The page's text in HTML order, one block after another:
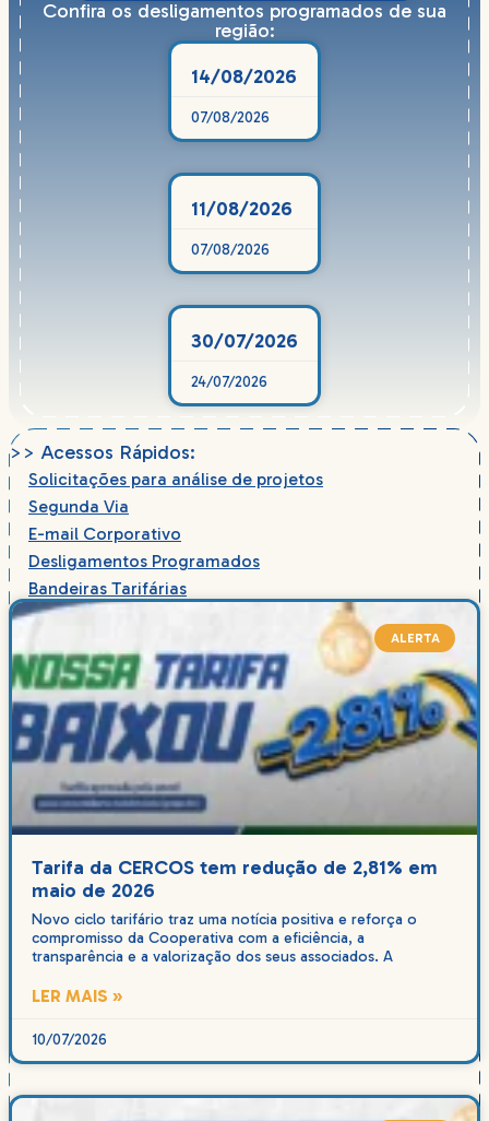
Confira os desligamentos programados de sua
região:
14/08/2026
07/08/2026
11/08/2026
07/08/2026
30/07/2026
24/07/2026
>> Acessos Rápidos:
Solicitações para análise de projetos
Segunda Via
E-mail Corporativo
Desligamentos Programados
Bandeiras Tarifárias
ALERTA
Tarifa da CERCOS tem redução de 2,81% em
maio de 2026
Novo ciclo tarifário traz uma notícia positiva e reforça o
compromisso da Cooperativa com a eficiência, a
transparência e a valorização dos seus associados. A
LER MAIS »
10/07/2026